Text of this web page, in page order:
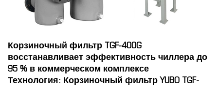
Корзиночный фильтр TGF-400G
восстанавливает эффективность чиллера до
95 % в коммерческом комплексе
Технология: Корзиночный фильтр YUBO TGF-